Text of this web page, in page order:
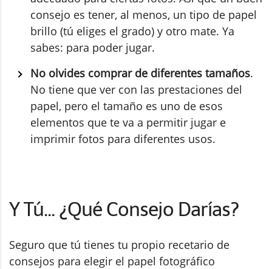
consejo es tener, al menos, un tipo de papel
brillo (tú eliges el grado) y otro mate. Ya
sabes: para poder jugar.
No olvides comprar de diferentes tamaños.
No tiene que ver con las prestaciones del
papel, pero el tamaño es uno de esos
elementos que te va a permitir jugar e
imprimir fotos para diferentes usos.
Y Tú... ¿Qué Consejo Darías?
Seguro que tú tienes tu propio recetario de
consejos para elegir el papel fotográfico